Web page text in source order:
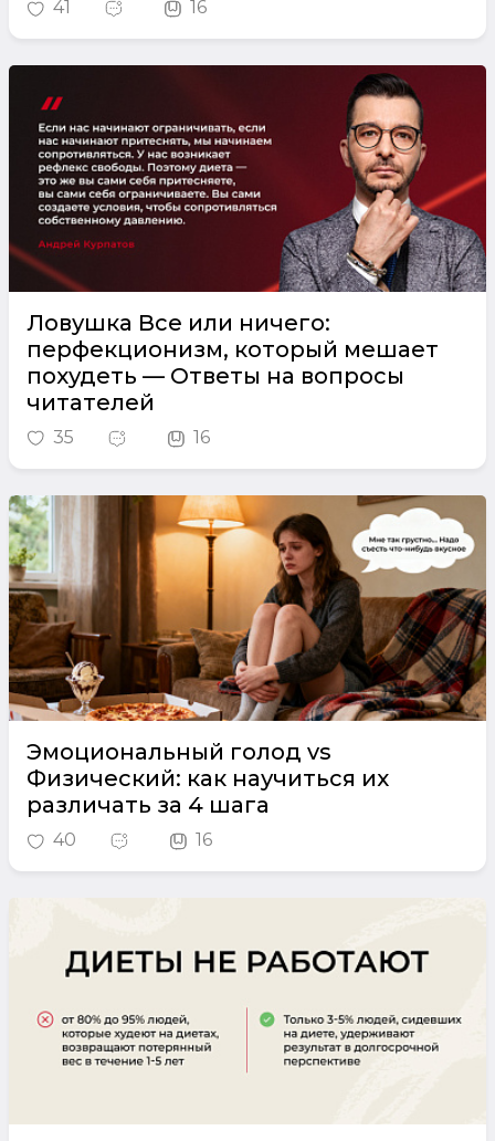
41 16
Ловушка Все или ничего:
перфекционизм, который мешает
похудеть — Ответы на вопросы
читателей
35 16
Эмоциональный голод vs
Физический: как научиться их
различать за 4 шага
40 16